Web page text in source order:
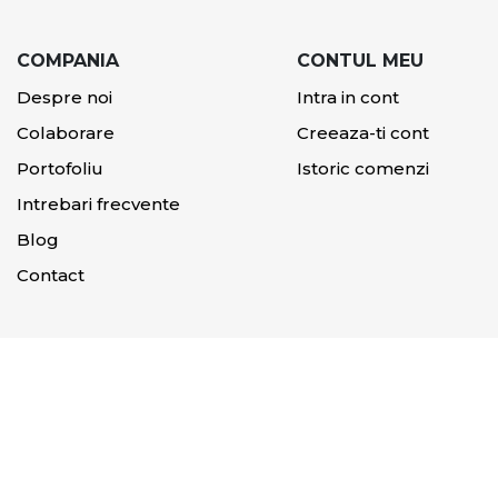
COMPANIA
Despre noi
Colaborare
Portofoliu
Intrebari frecvente
Blog
Contact
CONTUL MEU
Intra in cont
Creeaza-ti cont
Istoric comenzi